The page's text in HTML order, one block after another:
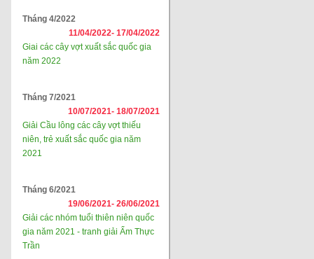
Tháng 4/2022
11/04/2022- 17/04/2022
Giai các cây vợt xuất sắc quốc gia
năm 2022
Tháng 7/2021
10/07/2021- 18/07/2021
Giải Cầu lông các cây vợt thiếu
niên, trẻ xuất sắc quốc gia năm
2021
Tháng 6/2021
19/06/2021- 26/06/2021
Giải các nhóm tuổi thiên niên quốc
gia năm 2021 - tranh giải Ẩm Thực
Trần